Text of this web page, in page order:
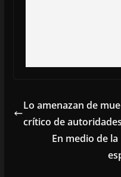
Lo amenazan de
crítico de
En medio de